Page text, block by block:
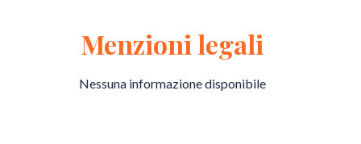
Menzioni legali
Nessuna informazione disponibile